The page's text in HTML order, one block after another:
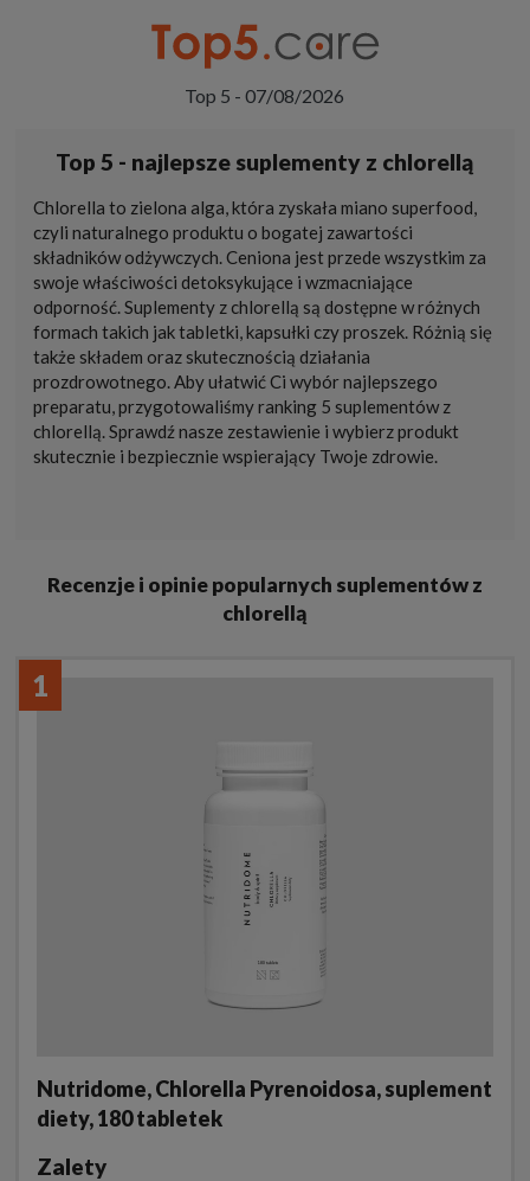
Top 5 - 07/08/2026
Top 5 - najlepsze suplementy z chlorellą
Chlorella to zielona alga, która zyskała miano superfood,
czyli naturalnego produktu o bogatej zawartości
składników odżywczych. Ceniona jest przede wszystkim za
swoje właściwości detoksykujące i wzmacniające
odporność. Suplementy z chlorellą są dostępne w różnych
formach takich jak tabletki, kapsułki czy proszek. Różnią się
także składem oraz skutecznością działania
prozdrowotnego. Aby ułatwić Ci wybór najlepszego
preparatu, przygotowaliśmy ranking 5 suplementów z
chlorellą. Sprawdź nasze zestawienie i wybierz produkt
skutecznie i bezpiecznie wspierający Twoje zdrowie.
Recenzje i opinie popularnych suplementów z
chlorellą
1
Nutridome, Chlorella Pyrenoidosa, suplement
diety, 180 tabletek
Zalety